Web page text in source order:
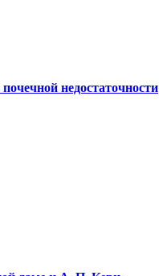
недостаточности